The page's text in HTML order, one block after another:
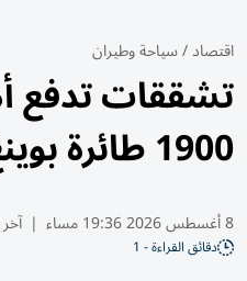
اقتصاد/سياحة وطيران
تشققات تدفع
1900 طائرة بوينغ 737 ماكس
8 أغسطس 2026 19:36 مساء |
دقائق القراءة - 1